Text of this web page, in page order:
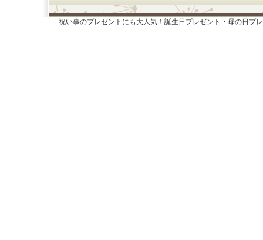
祝い事のプレゼントにも大人気！誕生日プレゼント・母の日プ